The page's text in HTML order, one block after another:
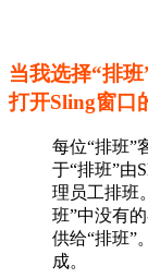
当我选择“排
打开Sling窗口
每位“排班”
于“排班”由
理员工排班
班”中没有
供给“排班”
成。